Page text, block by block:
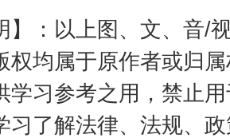
】：以上图、文、音/
权均属于原作者或归
学习参考之用，禁止
习了解法律、法规、